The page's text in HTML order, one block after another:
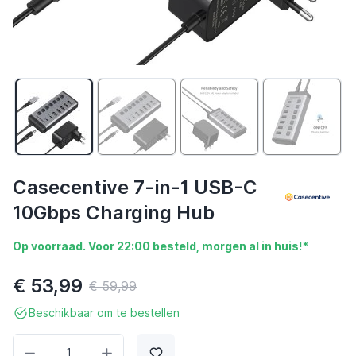
Casecentive 7-in-1 USB-C
10Gbps Charging Hub
Op voorraad. Voor 22:00 besteld, morgen al in huis!*
€ 53,99 € 59,99
Beschikbaar om te bestellen